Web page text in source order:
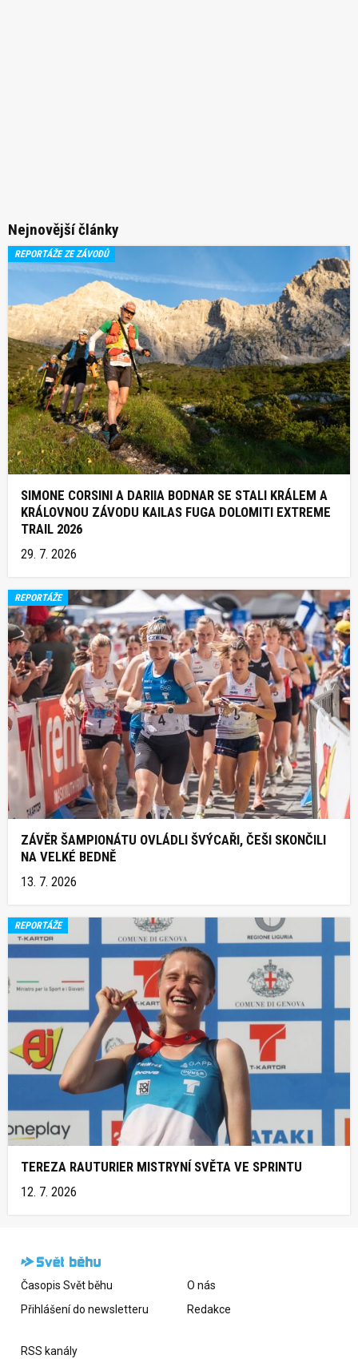
Nejnovější články
REPORTÁŽE ZE ZÁVODŮ
SIMONE CORSINI A DARIIA BODNAR SE STALI KRÁLEM A
KRÁLOVNOU ZÁVODU KAILAS FUGA DOLOMITI EXTREME
TRAIL 2026
29. 7. 2026
REPORTÁŽE
ZÁVĚR ŠAMPIONÁTU OVLÁDLI ŠVÝCAŘI, ČEŠI SKONČILI
NA VELKÉ BEDNĚ
13. 7. 2026
REPORTÁŽE
TEREZA RAUTURIER MISTRYNÍ SVĚTA VE SPRINTU
12. 7. 2026
Časopis Svět běhu
Přihlášení do newsletteru
O nás
Redakce
RSS kanály